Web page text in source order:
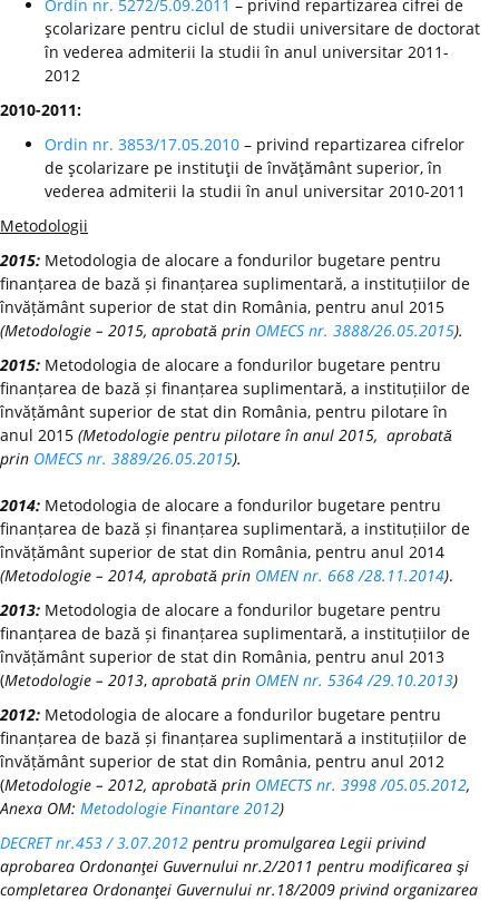
Ordin nr. 5272/5.09.2011 – privind repartizarea cifrei de
şcolarizare pentru ciclul de studii universitare de doctorat
în vederea admiterii la studii în anul universitar 2011-
2012
2010-2011:
Ordin nr. 3853/17.05.2010 – privind repartizarea cifrelor
de şcolarizare pe instituţii de învăţământ superior, în
vederea admiterii la studii în anul universitar 2010-2011
Metodologii
2015: Metodologia de alocare a fondurilor bugetare pentru
finanțarea de bază și finanțarea suplimentară, a instituțiilor de
învățământ superior de stat din România, pentru anul 2015
(Metodologie – 2015, aprobată prin OMECS nr. 3888/26.05.2015).
2015: Metodologia de alocare a fondurilor bugetare pentru
finanțarea de bază și finanțarea suplimentară, a instituțiilor de
învățământ superior de stat din România, pentru pilotare în
anul 2015 (Metodologie pentru pilotare în anul 2015, aprobată
prin OMECS nr. 3889/26.05.2015).
2014: Metodologia de alocare a fondurilor bugetare pentru
finanțarea de bază și finanțarea suplimentară, a instituțiilor de
învățământ superior de stat din România, pentru anul 2014
(Metodologie – 2014, aprobată prin OMEN nr. 668 /28.11.2014).
2013: Metodologia de alocare a fondurilor bugetare pentru
finanțarea de bază și finanțarea suplimentară, a instituțiilor de
învățământ superior de stat din România, pentru anul 2013
(Metodologie – 2013, aprobată prin OMEN nr. 5364 /29.10.2013)
2012: Metodologia de alocare a fondurilor bugetare pentru
finanțarea de bază și finanțarea suplimentară a instituțiilor de
învățământ superior de stat din România, pentru anul 2012
(Metodologie – 2012, aprobată prin OMECTS nr. 3998 /05.05.2012,
Anexa OM: Metodologie Finantare 2012)
DECRET nr.453 / 3.07.2012 pentru promulgarea Legii privind
aprobarea Ordonanţei Guvernului nr.2/2011 pentru modificarea şi
completarea Ordonanţei Guvernului nr.18/2009 privind organizarea